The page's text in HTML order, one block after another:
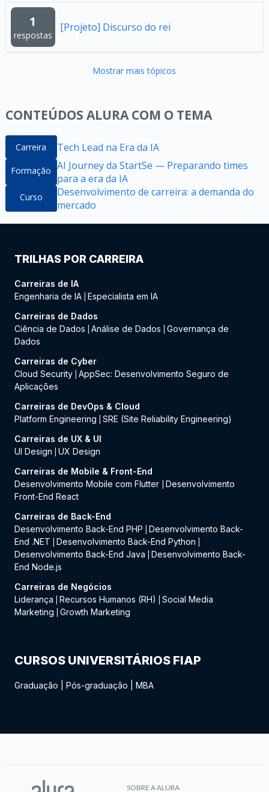
1
respostas
[Projeto] Discurso do rei
Mostrar mais tópicos
CONTEÚDOS ALURA COM O TEMA
Carreira Tech Lead na Era da IA
Formação AI Journey da StartSe — Preparando times
para a era da IA
Curso
Desenvolvimento de carreira: a demanda do
mercado
TRILHAS POR CARREIRA
Carreiras de IA
Engenharia de IA Especialista em IA
Carreiras de Dados
Ciência de Dados
Análise de Dados
Governança de
Dados
Carreiras de Cyber
Cloud Security AppSec: Desenvolvimento Seguro de
Aplicações
Carreiras de DevOps & Cloud
Platform Engineering
SRE (Site Reliability Engineering)
Carreiras de UX & UI
UI Design
UX Design
Carreiras de Mobile & Front-End
Desenvolvimento Mobile com Flutter
Desenvolvimento
Front-End React
Carreiras de Back-End
Desenvolvimento Back-End PHP
Desenvolvimento Back-
End .NET
Desenvolvimento Back-End Python
Desenvolvimento Back-End Java
Desenvolvimento Back-
End Node.js
Carreiras de Negócios
Liderança
Recursos Humanos (RH)
Social Media
Marketing
Growth Marketing
CURSOS UNIVERSITÁRIOS FIAP
Graduação Pós-graduação MBA
SOBRE A ALURA